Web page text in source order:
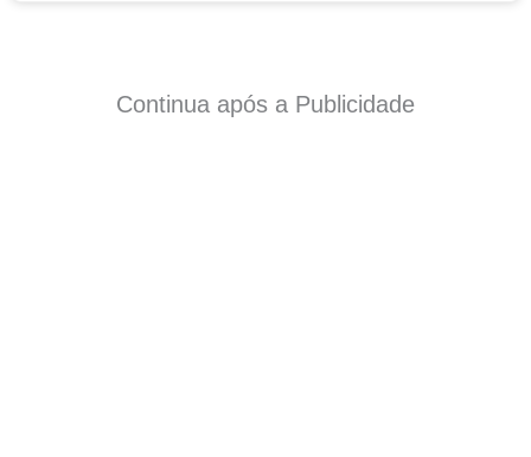
Continua após a Publicidade